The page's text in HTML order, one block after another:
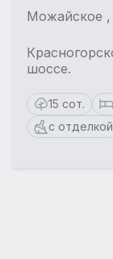
Можайское
шоссе.
15 сот.
с отделкой